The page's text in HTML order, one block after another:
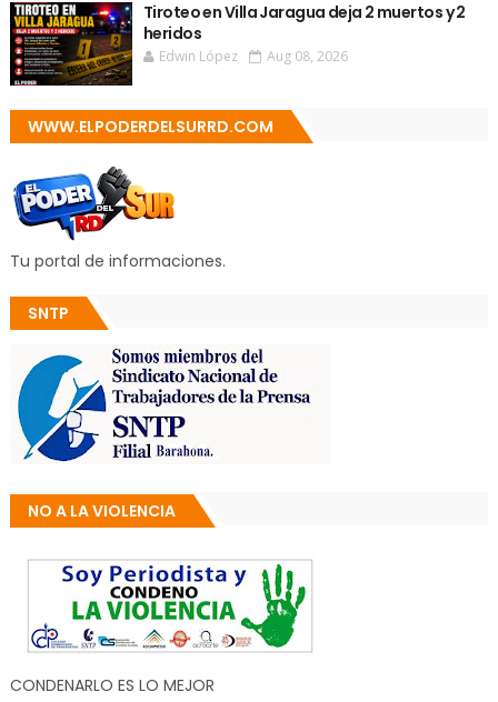
Tiroteo en Villa Jaragua deja 2 muertos y 2
heridos
Edwin López Aug 08, 2026
WWW.ELPODERDELSURRD.COM
Tu portal de informaciones.
SNTP
NO A LA VIOLENCIA
CONDENARLO ES LO MEJOR